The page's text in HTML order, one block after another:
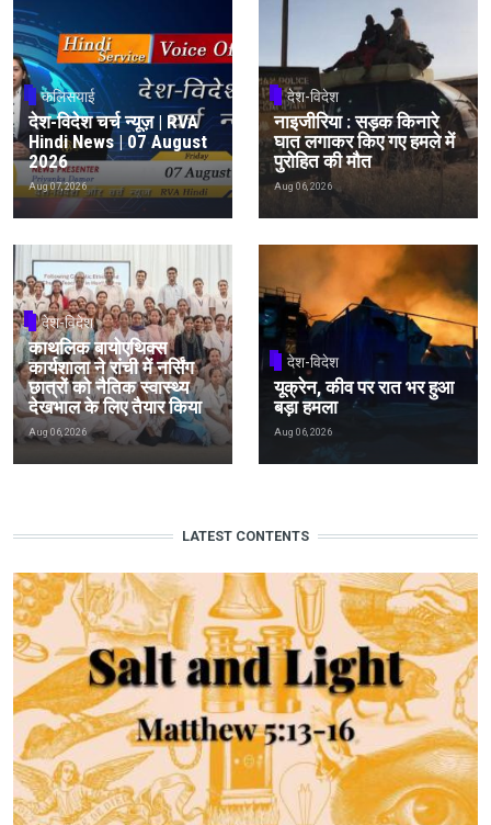
कलिसयाई
देश-विदेश चर्च न्यूज़ | RVA
Hindi News | 07 August
2026
Aug 07, 2026
देश-विदेश
नाइजीरिया : सड़क किनारे
घात लगाकर किए गए हमले में
पुरोहित की मौत
Aug 06, 2026
देश-विदेश
काथलिक बायोएथिक्स
कार्यशाला ने रांची में नर्सिंग
छात्रों को नैतिक स्वास्थ्य
देखभाल के लिए तैयार किया
Aug 06, 2026
देश-विदेश
यूक्रेन, कीव पर रात भर हुआ
बड़ा हमला
Aug 06, 2026
LATEST CONTENTS